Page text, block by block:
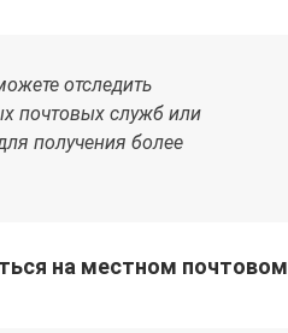
отследить
почтовых служб или
получения более
на местном почтовом